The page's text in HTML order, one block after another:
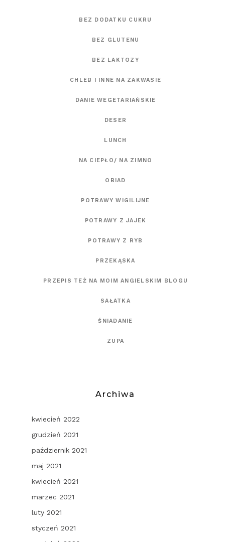
BEZ DODATKU CUKRU
BEZ GLUTENU
BEZ LAKTOZY
CHLEB I INNE NA ZAKWASIE
DANIE WEGETARIAŃSKIE
DESER
LUNCH
NA CIEPŁO/ NA ZIMNO
OBIAD
POTRAWY WIGILIJNE
POTRAWY Z JAJEK
POTRAWY Z RYB
PRZEKĄSKA
PRZEPIS TEŻ NA MOIM ANGIELSKIM BLOGU
SAŁATKA
ŚNIADANIE
ZUPA
Archiwa
kwiecień 2022
grudzień 2021
październik 2021
maj 2021
kwiecień 2021
marzec 2021
luty 2021
styczeń 2021